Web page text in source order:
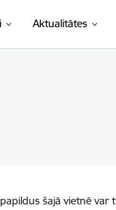
Aktualitātes
šajā vietnē